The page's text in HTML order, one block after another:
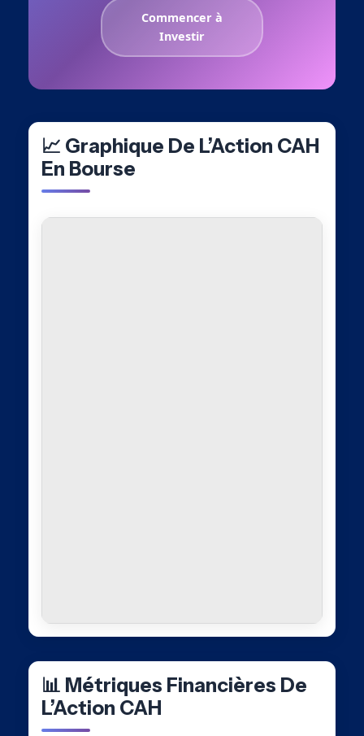
Commencer à
Investir
📈 Graphique De L’Action CAH
En Bourse
📊 Métriques Financières De
L’Action CAH